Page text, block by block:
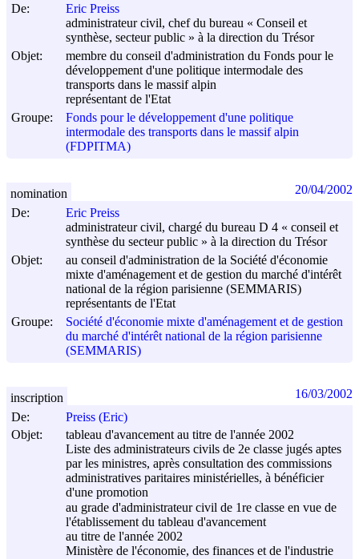
De:
Eric Preiss
administrateur civil, chef du bureau « Conseil et
synthèse, secteur public » à la direction du Trésor
Objet:
membre du conseil d'administration du Fonds pour le
développement d'une politique intermodale des
transports dans le massif alpin
représentant de l'Etat
Groupe:
Fonds pour le développement d'une politique
intermodale des transports dans le massif alpin
(FDPITMA)
De:
Eric Preiss
administrateur civil, chargé du bureau D 4 « conseil et
synthèse du secteur public » à la direction du Trésor
Objet:
au conseil d'administration de la Société d'économie
mixte d'aménagement et de gestion du marché d'intérêt
national de la région parisienne (SEMMARIS)
représentants de l'Etat
Groupe:
Société d'économie mixte d'aménagement et de gestion
du marché d'intérêt national de la région parisienne
(SEMMARIS)
nomination 20/04/2002
De:
Preiss (Eric)
Objet:
tableau d'avancement au titre de l'année 2002
Liste des administrateurs civils de 2e classe jugés aptes
par les ministres, après consultation des commissions
administratives paritaires ministérielles, à bénéficier
d'une promotion
au grade d'administrateur civil de 1re classe en vue de
l'établissement du tableau d'avancement
au titre de l'année 2002
Ministère de l'économie, des finances et de l'industrie
inscription 16/03/2002